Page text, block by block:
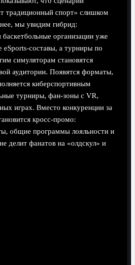
традиционный спорт» слишком
мы увидим гибрид:
организации уже
eSports‑составы, а турниры по
симуляторам становятся
аудитории. Появятся форматы,
киберспортивным
турниры, фан‑зоны с VR,
играх. Вместо конкуренции за
кросс‑промо:
общие программы лояльности и
делит фанатов на «олдскул» и